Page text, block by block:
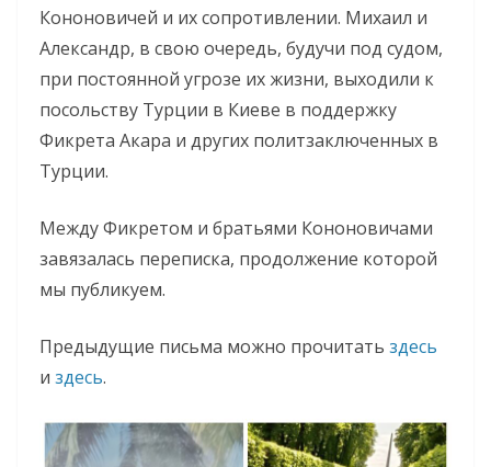
Кононовичей и их сопротивлении. Михаил и
Александр, в свою очередь, будучи под судом,
при постоянной угрозе их жизни, выходили к
посольству Турции в Киеве в поддержку
Фикрета Акара и других политзаключенных в
Турции.
Между Фикретом и братьями Кононовичами
завязалась переписка, продолжение которой
мы публикуем.
Предыдущие письма можно прочитать здесь
и здесь.